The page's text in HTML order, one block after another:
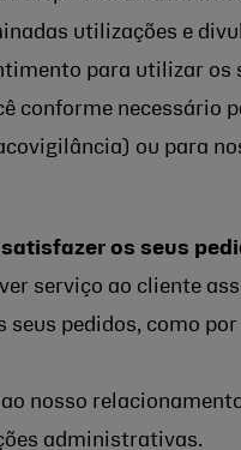
utilizações e
para utilizar
conforme
ou para
os seus
serviço ao cliente
seus pedidos, como
nosso
administrativas.